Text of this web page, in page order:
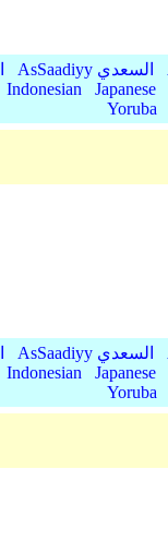
AsSaadiyy السعدي
Indonesian Japanese
Yoruba
AsSaadiyy السعدي
Indonesian Japanese
Yoruba